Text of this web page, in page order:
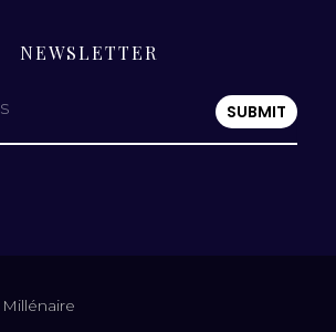
NEWSLETTER